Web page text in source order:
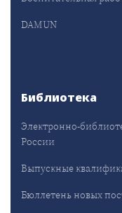
DAMUN
Библиотека
Электронно-
России
Выпускные
Бюллетень новых